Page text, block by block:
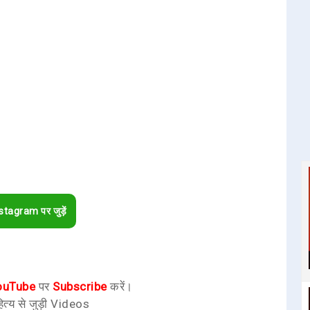
पर जुड़ें
पर Subscribeकरें।
से जुड़ी Videos